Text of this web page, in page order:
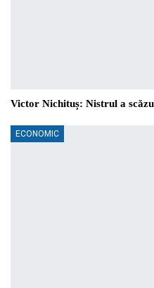
Victor Nichituș: Nistrul a
ECONOMIC